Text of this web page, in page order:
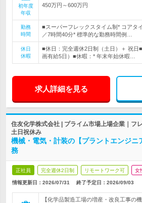
初年度
年収
450万円～600万円
勤務
時間
■スーパーフレックスタイム制* コアタ
／7時間40分* 標準的な勤務時間例…
休日
休暇
■休日：完全週休2日制（土日）＋ 祝日
画有給5日）■休暇：* 年末年始休暇…
求人詳細を見る
住友化学株式会社 | プライム市場上場企業｜フ
土日祝休み
機械・電気・計装の【プラントエンジニ
務
正社員 完全週休2日制 リモートワーク可 女
情報更新日：2026/07/31 終了予定日： 2026/09/03
【化学品製造工場の増産・改良工事の